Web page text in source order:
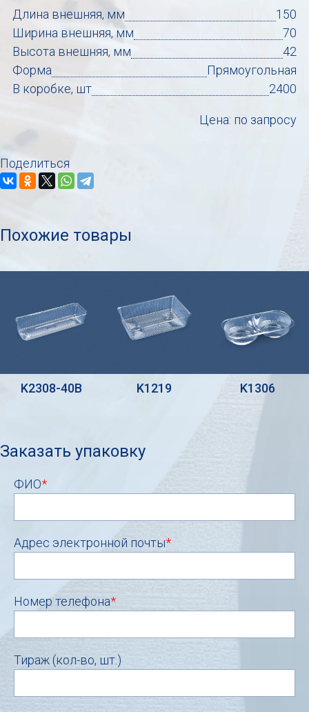
Длина внешняя, мм
150
Ширина внешняя, мм
70
Высота внешняя, мм
42
Форма
Прямоугольная
В коробке, шт
2400
Цена: по запросу
Поделиться
Похожие товары
K2308-40B K1219 K1306
Заказать упаковку
ФИО*
Адрес электронной почты*
Номер телефона*
Тираж (кол-во, шт.)